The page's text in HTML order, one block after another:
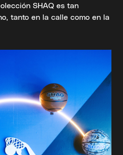
SHAQ es tan
tanto en la calle como en la